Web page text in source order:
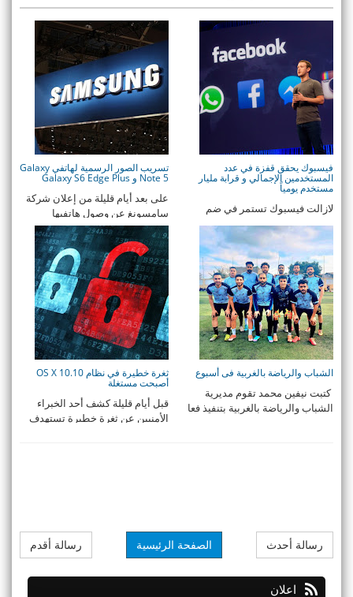
فيسبوك يحقق قفزة في عدد
المستخدمين الإجمالي و قرابة مليار
مستخدم يومياً
لازالت فيسبوك تستمر في ضم
الملايين من المستخدمين و تحقق
قفزات عالية في معد ...
تسريب الصور الرسمية لهاتفي Galaxy
Note 5 و Galaxy S6 Edge Plus
على بعد أيام قليلة من إعلان شركة
سامسونغ عن وصول هاتفيها
الجديدين Gal ...
الشباب والرياضة بالغربية فى أسبوع
كتبت نيفين محمد تقوم مديرية
الشباب والرياضة بالغربية بتنفيذ فعا
ثغرة خطيرة في نظام OS X 10.10
أصبحت مستغلة
قبل أيام قليلة كشف أحد الخبراء
الأمنيين عن ثغرة خطيرة تستهدف
رسالة أحدث رسالة أقدم الصفحة الرئيسية
اعلان